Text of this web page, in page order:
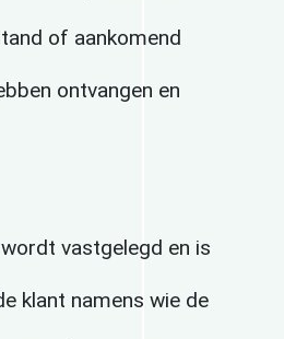
of aankomend
ontvangen en
vastgelegd en is
klant namens wie de